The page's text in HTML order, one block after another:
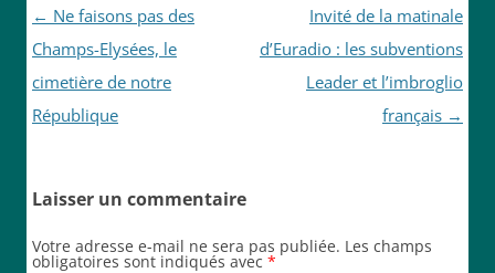
Navigation
des
articles
← Ne faisons pas des
Champs-Elysées, le
cimetière de notre
République
Invité de la matinale
d’Euradio : les subventions
Leader et l’imbroglio
français →
Laisser un commentaire
Votre adresse e-mail ne sera pas publiée. Les champs
obligatoires sont indiqués avec *